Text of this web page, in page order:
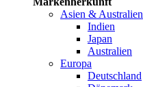
Asien & Australien
Indien
Japan
Australien
Europa
Deutschland